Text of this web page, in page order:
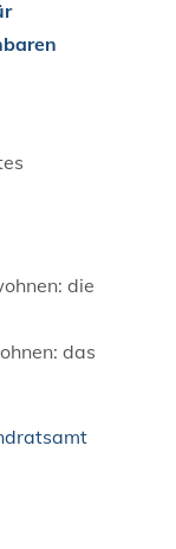
die
das